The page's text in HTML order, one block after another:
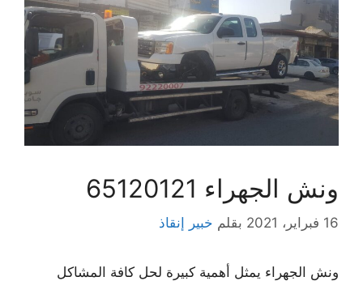
ونش الجهراء 65120121
16 فبراير، 2021 بقلم خبير إنقاذ
ونش الجهراء يمثل أهمية كبيرة لحل كافة المشاكل